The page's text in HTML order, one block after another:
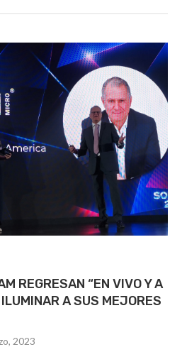
REGRESAN “EN VIVO Y A
A SUS MEJORES
2023